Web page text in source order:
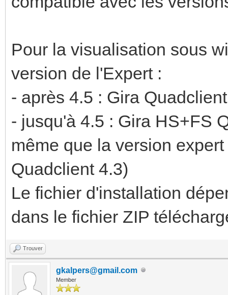
Pour la visualisation sous
version de l'Expert :
- après 4.5 : Gira
- jusqu'à 4.5 : Gira HS+FS
même que la version
Quadclient 4.3)
Le fichier d'installation
dans le fichier ZIP
Trouver
gkalpers@gmail.com
Member